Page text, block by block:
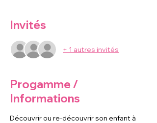
Invités
+ 1 autres invités
Progamme /
Informations
Découvrir ou re-découvrir son enfant à